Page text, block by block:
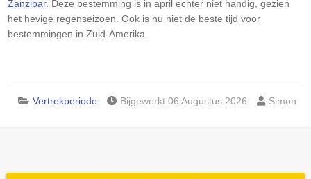
Zanzibar. Deze bestemming is in april echter niet handig, gezien
het hevige regenseizoen. Ook is nu niet de beste tijd voor
bestemmingen in Zuid-Amerika.
Vertrekperiode Bijgewerkt 06 Augustus 2026 Simon